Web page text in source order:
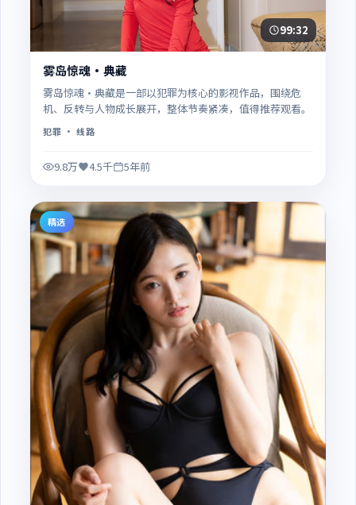
99:32
雾岛惊魂·典藏
雾岛惊魂·典藏是一部以犯罪为核心的影视作品，围绕危
机、反转与人物成长展开，整体节奏紧凑，值得推荐观看。
犯罪 · 线路
9.8万 4.5千 5年前
精选